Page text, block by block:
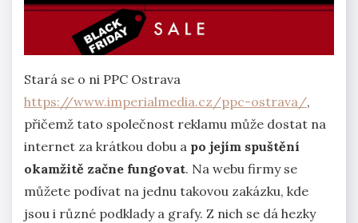
Stará se o ni PPC Ostrava
https://www.imperialmedia.cz/ppc-ostrava/,
přičemž tato společnost reklamu může dostat na
internet za krátkou dobu a po jejím spuštění
okamžitě začne fungovat. Na webu firmy se
můžete podívat na jednu takovou zakázku, kde
jsou i různé podklady a grafy. Z nich se dá hezky